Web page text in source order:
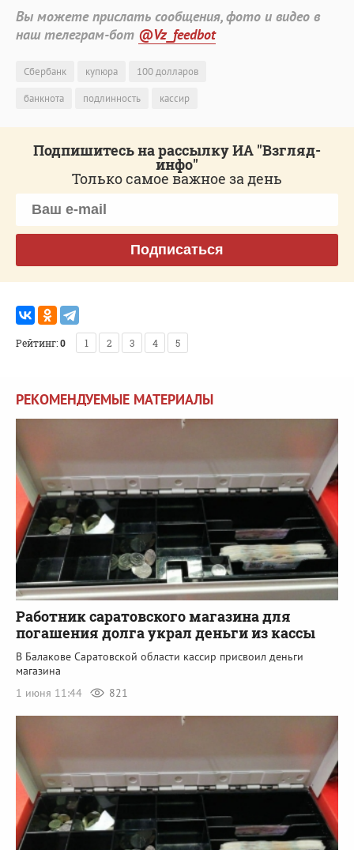
Вы можете прислать сообщения, фото и видео в
наш телеграм-бот @Vz_feedbot
Сбербанк купюра
100 долларов
банкнота
подлинность кассир
Подпишитесь на рассылку ИА "Взгляд-
инфо"
Только самое важное за день
Подписаться
Рейтинг:0 1 2 3 4 5
РЕКОМЕНДУЕМЫЕ МАТЕРИАЛЫ
Работник саратовского магазина для
погашения долга украл деньги из кассы
В Балакове Саратовской области кассир присвоил деньги
магазина
1 июня 11:44
821